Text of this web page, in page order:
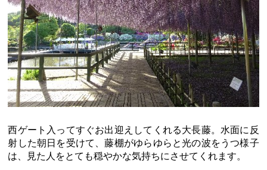
西ゲート入ってすぐお出迎えしてくれる大長藤。水面に反
射した朝日を受けて、藤棚がゆらゆらと光の波をうつ様子
は、見た人をとても穏やかな気持ちにさせてくれます。